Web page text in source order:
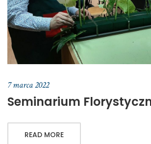
7 marca 2022
Seminarium
READ MORE